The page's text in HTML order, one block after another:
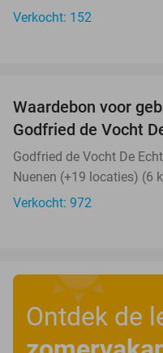
Verkocht: 152
Waardebon voor
Godfried de Vocht
Godfried de Vocht De
Nuenen (+19 locaties) (6
Verkocht: 972
Ontdek de